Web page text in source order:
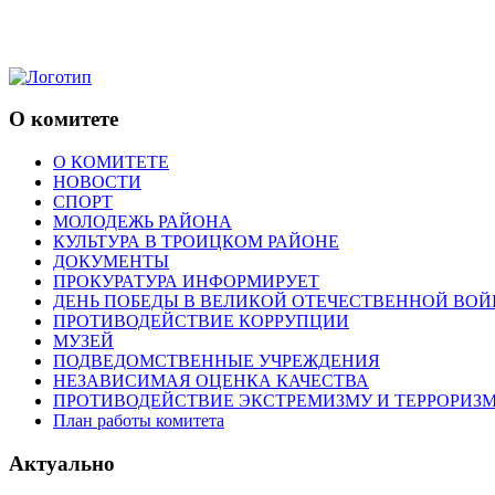
О комитете
О КОМИТЕТЕ
НОВОСТИ
СПОРТ
МОЛОДЕЖЬ РАЙОНА
КУЛЬТУРА В ТРОИЦКОМ РАЙОНЕ
ДОКУМЕНТЫ
ПРОКУРАТУРА ИНФОРМИРУЕТ
ДЕНЬ ПОБЕДЫ В ВЕЛИКОЙ ОТЕЧЕСТВЕННОЙ
ПРОТИВОДЕЙСТВИЕ КОРРУПЦИИ
МУЗЕЙ
ПОДВЕДОМСТВЕННЫЕ УЧРЕЖДЕНИЯ
НЕЗАВИСИМАЯ ОЦЕНКА КАЧЕСТВА
ПРОТИВОДЕЙСТВИЕ ЭКСТРЕМИЗМУ И
План работы комитета
Актуально